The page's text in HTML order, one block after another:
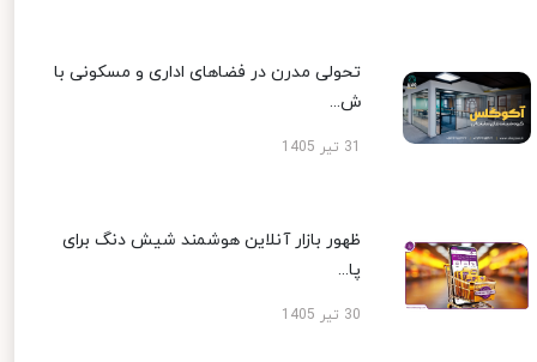
تحولی مدرن در فضاهای اداری و مسکونی با
ش...
ظهور بازار آنلاین هوشمند شیش دنگ برای
پا...
30 تیر 1405